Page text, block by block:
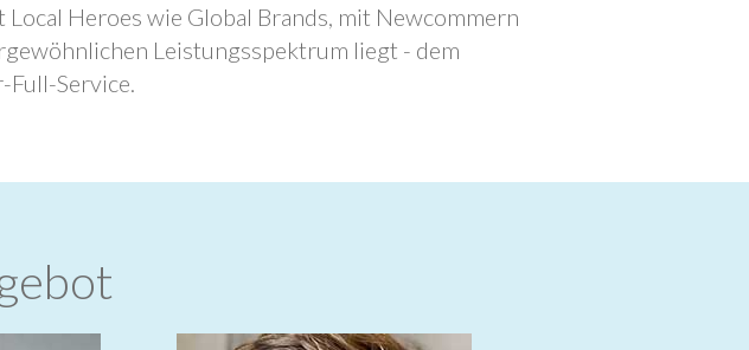
Heroes wie Global Brands, mit Newcommern
Leistungsspektrum liegt - dem
Service.